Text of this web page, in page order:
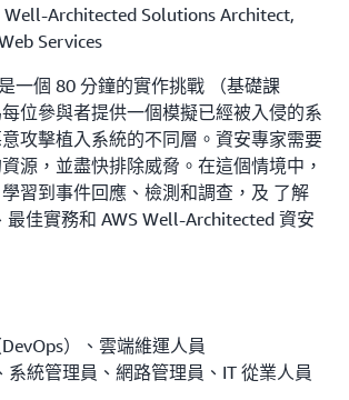
Well-Architected Solutions Architect,
Services
一個 80 分鐘的實作挑戰 （基礎課
位參與者提供一個模擬已經被入侵的系
攻擊植入系統的不同層。資安專家需要
源，並盡快排除威脅。在這個情境中，
習到事件回應、檢測和調查，及 了解
最佳實務和 AWS Well-Architected 資安
）、雲端維運人員
系統管理員、網路管理員、IT 從業人員